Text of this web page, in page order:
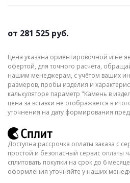
от 281 525 руб.
Цена указана ориентировочной и не
офертой, для точного расчёта,
нашим менеджерам, с учётом ваших
размеров, пробы изделия и
калькуляторе параметр "Камень в
цена за вставки не отображается в
уточнения на дату формирования
Доступна рассрочка оплаты заказа с
простой и безопасный сервис оплаты
сплитовать покупки на срок до 6
оформления уточняйте у наших